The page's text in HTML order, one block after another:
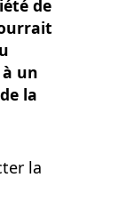
de
un
la
la